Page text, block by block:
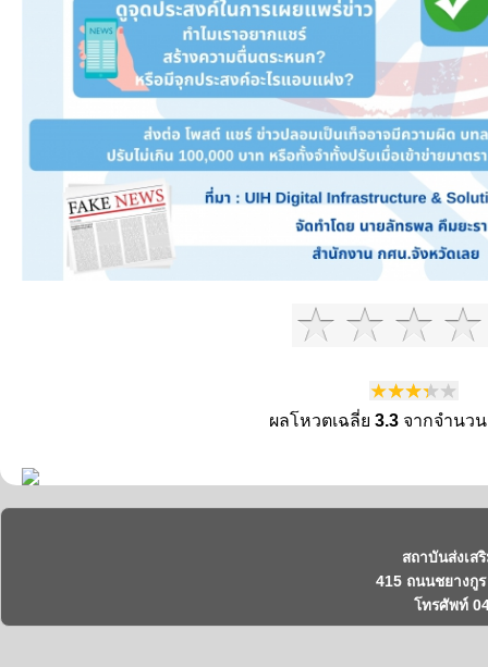
ผลโหวตเฉลี่ย3.3 จากจำนว
สถาบันส่งเส
415 ถนนชยางกู
โทรศัพท์